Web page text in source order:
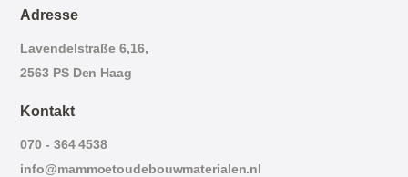
Adresse
Lavendelstraße 6,16,
2563 PS Den Haag
Kontakt
070 - 364 4538
info@mammoetoudebouwmaterialen.nl